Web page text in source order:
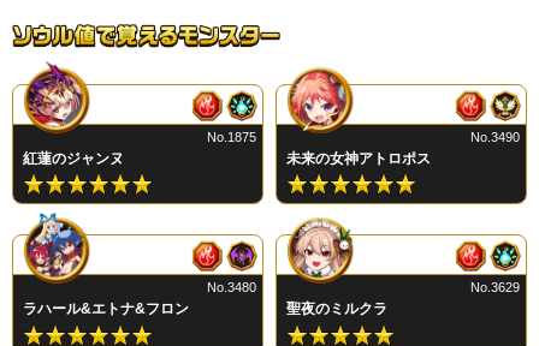
紅蓮のジャンヌ
No.1875
未来の女神アトロポス
No.3490
ラハール&エトナ&フロン
No.3480
聖夜のミルクラ
No.3629